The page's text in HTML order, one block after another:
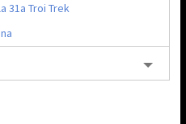
31a Troi Trek